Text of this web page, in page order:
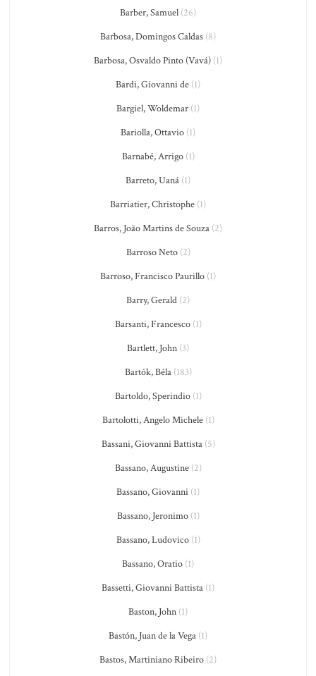
Barber, Samuel (26)
Barbosa, Domingos Caldas (8)
Barbosa, Osvaldo Pinto (Vavá) (1)
Bardi, Giovanni de (1)
Bargiel, Woldemar (1)
Bariolla, Ottavio (1)
Barnabé, Arrigo(1)
Barreto, Uaná (1)
Barriatier, Christophe (1)
Barros, João Martins de Souza (2)
Barroso Neto(2)
Barroso, Francisco Paurillo (1)
Barry, Gerald (2)
Barsanti, Francesco(1)
Bartlett, John (3)
Bartók, Béla(183)
Bartoldo, Sperindio(1)
Bartolotti, Angelo Michele(1)
Bassani, Giovanni Battista(5)
Bassano, Augustine(2)
Bassano, Giovanni (1)
Bassano, Jeronimo(1)
Bassano, Ludovico(1)
Bassano, Oratio (1)
Bassetti, Giovanni Battista (1)
Baston, John (1)
Bastón, Juan de la Vega (1)
Bastos, Martiniano Ribeiro (2)